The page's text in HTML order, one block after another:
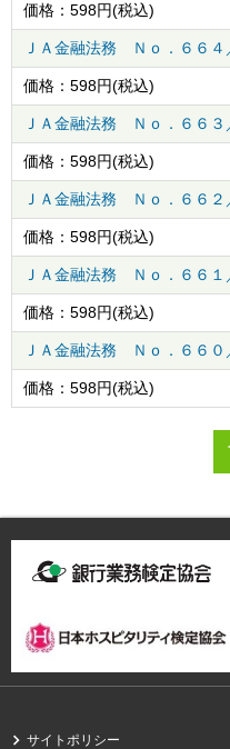
価格： 598円(税込)
ＪＡ金融法務 Ｎｏ．６６
価格： 598円(税込)
ＪＡ金融法務 Ｎｏ．６６
価格： 598円(税込)
ＪＡ金融法務 Ｎｏ．６６
価格： 598円(税込)
ＪＡ金融法務 Ｎｏ．６６
価格： 598円(税込)
ＪＡ金融法務 Ｎｏ．６６
価格： 598円(税込)
サイトポリシー